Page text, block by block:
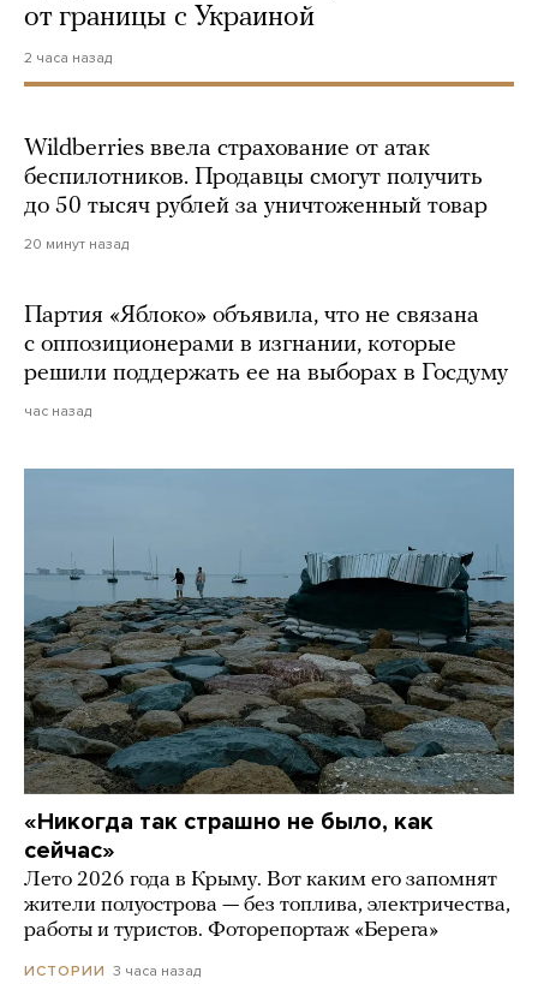
от границы с Украиной
2 часа назад
Wildberries ввела страхование от атак
беспилотников. Продавцы смогут получить
до 50 тысяч рублей за уничтоженный товар
20 минут назад
Партия «Яблоко» объявила, что не связана
с оппозиционерами в изгнании, которые
решили поддержать ее на выборах в Госдуму
час назад
«Никогда так страшно не было, как
сейчас»
Лето 2026 года в Крыму. Вот каким его запомнят
жители полуострова — без топлива, электричества,
работы и туристов. Фоторепортаж «Берега»
ИСТОРИИ 3 часа назад